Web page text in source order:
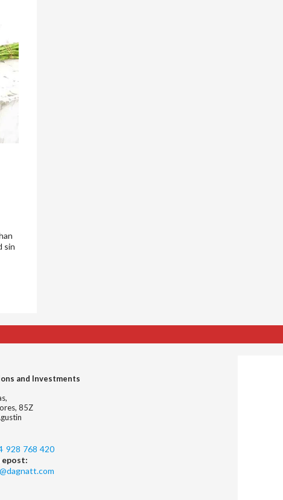
sin
and Investments
85Z
928 768 420
epost: